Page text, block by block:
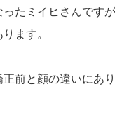
たミイヒさんですが
ます。
前と顔の違いにあり